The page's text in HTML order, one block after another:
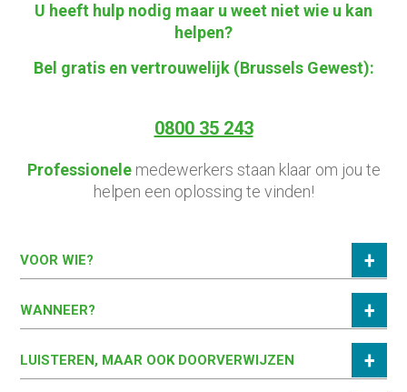
U heeft hulp nodig maar u weet niet wie u kan
helpen?
Bel gratis en vertrouwelijk (Brussels Gewest):
0800 35 243
Professionelemedewerkers staan klaar om jou te
helpen een oplossing te vinden!
VOOR WIE?
WANNEER?
LUISTEREN, MAAR OOK DOORVERWIJZEN